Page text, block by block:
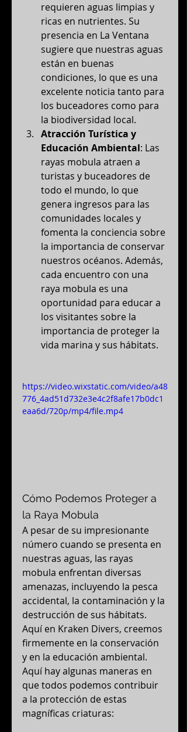
requieren aguas limpias y
ricas en nutrientes. Su
presencia en La Ventana
sugiere que nuestras aguas
están en buenas
condiciones, lo que es una
excelente noticia tanto para
los buceadores como para
la biodiversidad local.
Atracción Turística y
Educación Ambiental: Las
rayas mobula atraen a
turistas y buceadores de
todo el mundo, lo que
genera ingresos para las
comunidades locales y
fomenta la conciencia sobre
la importancia de conservar
nuestros océanos. Además,
cada encuentro con una
raya mobula es una
oportunidad para educar a
los visitantes sobre la
importancia de proteger la
vida marina y sus hábitats.
https://video.wixstatic.com/video/a48
776_4ad51d732e3e4c2f8afe17b0dc1
eaa6d/720p/mp4/file.mp4
Cómo Podemos Proteger a
la Raya Mobula
A pesar de su impresionante
número cuando se presenta en
nuestras aguas, las rayas
mobula enfrentan diversas
amenazas, incluyendo la pesca
accidental, la contaminación y la
destrucción de sus hábitats.
Aquí en Kraken Divers, creemos
firmemente en la conservación
y en la educación ambiental.
Aquí hay algunas maneras en
que todos podemos contribuir
a la protección de estas
magníficas criaturas: